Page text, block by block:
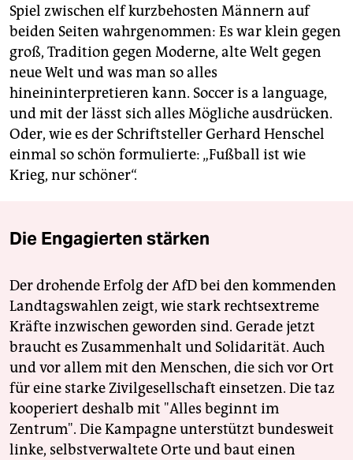
Spiel zwischen elf kurzbehosten Männern auf
beiden Seiten wahrgenommen: Es war klein gegen
groß, Tradition gegen Moderne, alte Welt gegen
neue Welt und was man so alles
hineininterpretieren kann. Soccer is a language,
und mit der lässt sich alles Mögliche ausdrücken.
Oder, wie es der Schriftsteller Gerhard Henschel
einmal so schön formulierte: „Fußball ist wie
Krieg, nur schöner“.
Die Engagierten stärken
Der drohende Erfolg der AfD bei den kommenden
Landtagswahlen zeigt, wie stark rechtsextreme
Kräfte inzwischen geworden sind. Gerade jetzt
braucht es Zusammenhalt und Solidarität. Auch
und vor allem mit den Menschen, die sich vor Ort
für eine starke Zivilgesellschaft einsetzen. Die taz
kooperiert deshalb mit "Alles beginnt im
Zentrum". Die Kampagne unterstützt bundesweit
linke, selbstverwaltete Orte und baut einen